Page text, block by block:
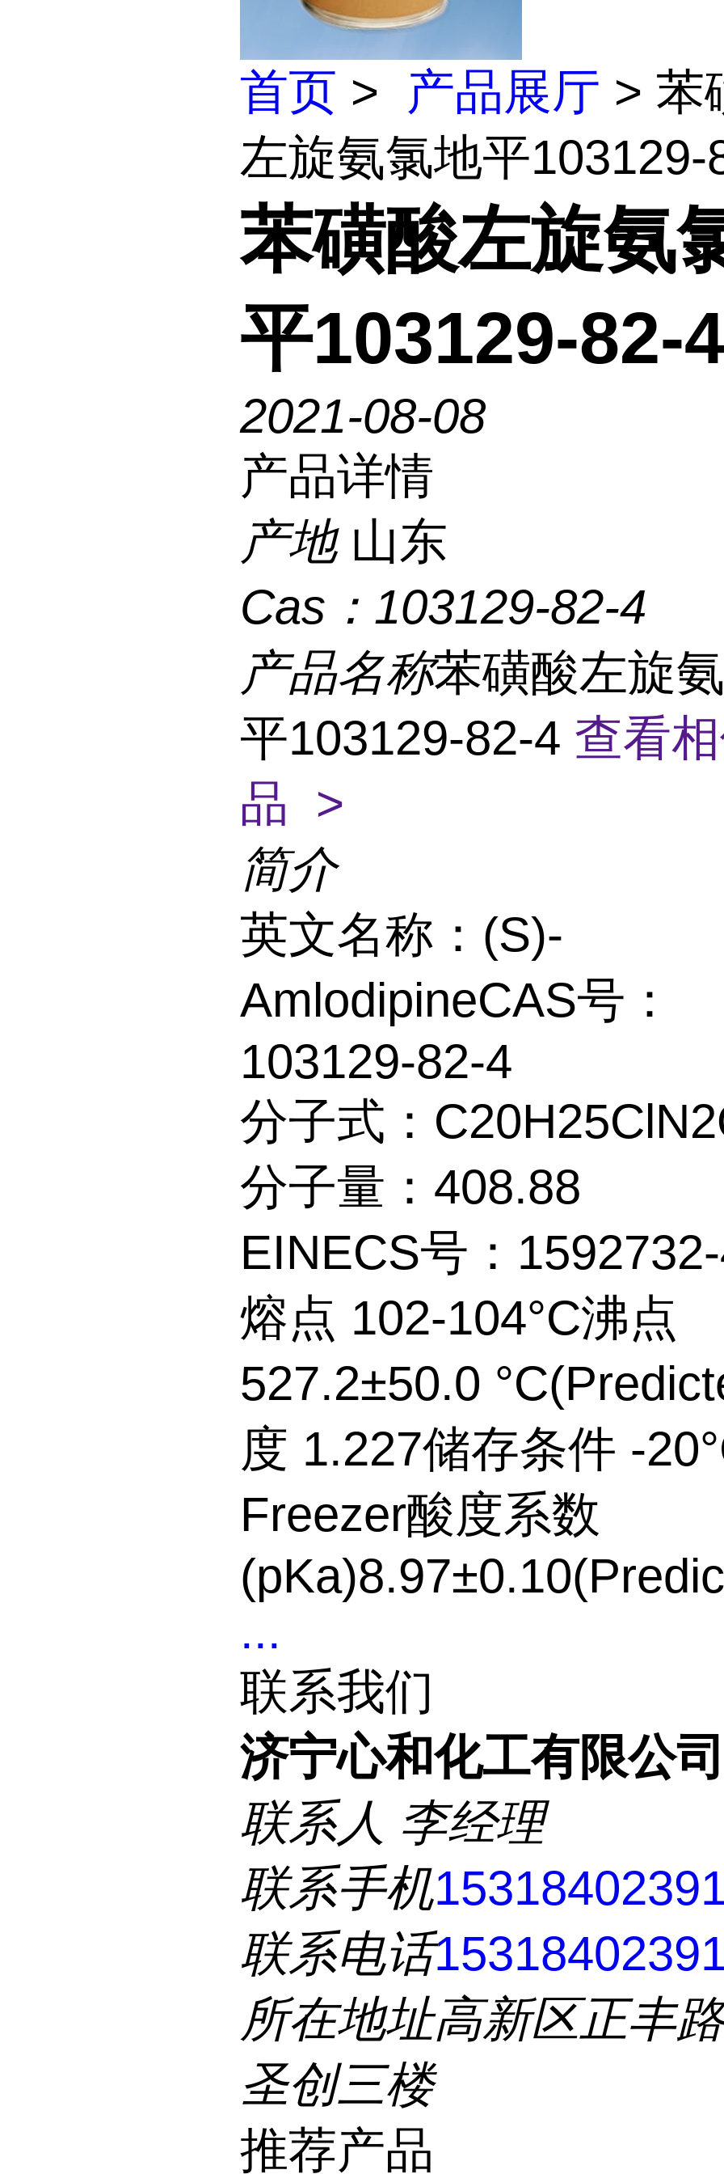
首页 > 产品展厅 > 苯
左旋氨氯地平103129-
苯磺酸左旋氨
平103129-82-4
2021-08-08
产品详情
产地 山东
Cas： 103129-82-4
产品名称苯磺酸左旋
平103129-82-4 查看
品 >
简介
英文名称：(S)-
AmlodipineCAS号：
103129-82-4
分子式：
分子量：408.88
EINECS号：
熔点 102-104°C沸点
527.2±50.0
度 1.227储存条件 -
Freezer酸度系数
...
联系我们
济宁心和化工有限公司
联系人 李经理
联系手机
联系电话
所在地址高新区正丰
圣创三楼
推荐产品